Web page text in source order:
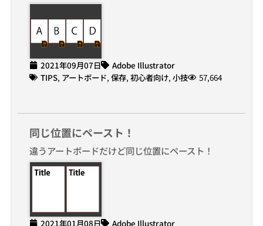
2021年09月07日
Adobe Illustrator
TIPS, アートボード, 保存, 初心者向け, 小技 57,664
同じ位置にペースト！
違うアートボードだけど同じ位置にペースト！
2021年01月08日 Adobe Illustrator